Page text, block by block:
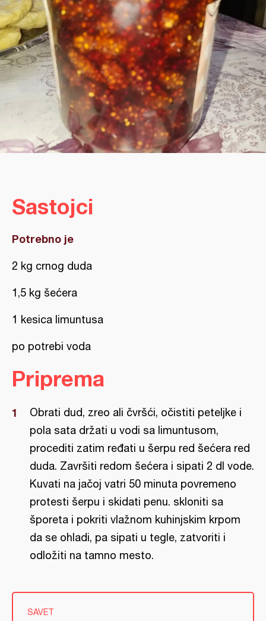
Sastojci
Potrebno je
2 kg crnog duda
1,5 kg šećera
1 kesica limuntusa
po potrebi voda
Priprema
Obrati dud, zreo ali čvršći, očistiti peteljke i
pola sata držati u vodi sa limuntusom,
procediti zatim ređati u šerpu red šećera red
duda. Završiti redom šećera i sipati 2 dl vode.
Kuvati na jačoj vatri 50 minuta povremeno
protesti šerpu i skidati penu. skloniti sa
šporeta i pokriti vlažnom kuhinjskim krpom
da se ohladi, pa sipati u tegle, zatvoriti i
odložiti na tamno mesto.
SAVET